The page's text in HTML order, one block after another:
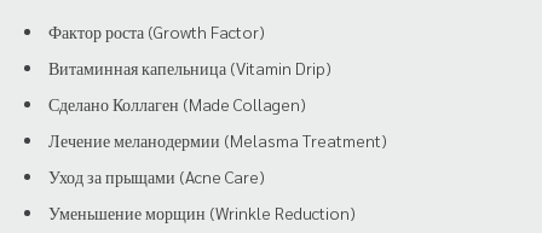
Фактор роста (Growth Factor)
Витаминная капельница (Vitamin Drip)
Сделано Коллаген (Made Collagen)
Лечение меланодермии (Melasma Treatment)
Уход за прыщами (Acne Care)
Уменьшение морщин (Wrinkle Reduction)